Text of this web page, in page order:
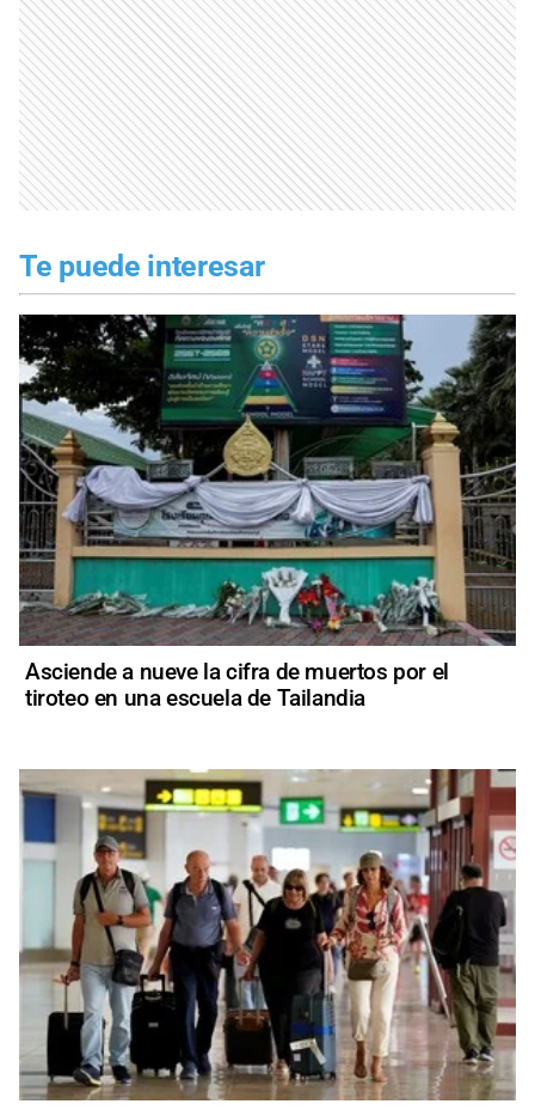
Te puede interesar
Asciende a nueve la cifra de muertos por el
tiroteo en una escuela de Tailandia